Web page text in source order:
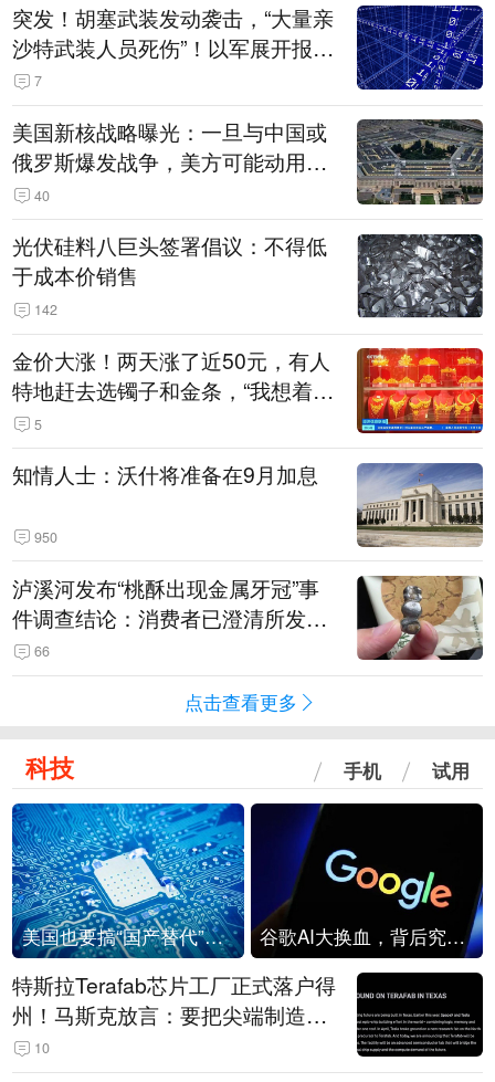
突发！胡塞武装发动袭击，“大量亲
沙特武装人员死伤”！以军展开报复
性空袭
7
美国新核战略曝光：一旦与中国或
俄罗斯爆发战争，美方可能动用战
术核武器
40
光伏硅料八巨头签署倡议：不得低
于成本价销售
142
金价大涨！两天涨了近50元，有人
特地赶去选镯子和金条，“我想着买
起来可以保值，小批量进一些货”
5
知情人士：沃什将准备在9月加息
950
泸溪河发布“桃酥出现金属牙冠”事
件调查结论：消费者已澄清所发视
频情况不属实
66
点击查看更多
科技 手机 试用
美国也要搞“国产替代”？先算清三笔账 谷歌AI大换血，背后究竟发生了什么？
特斯拉Terafab芯片工厂正式落户得
州！马斯克放言：要把尖端制造带
回美国
10